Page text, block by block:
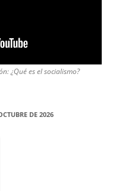
¿Qué es el socialismo?
DE 2026